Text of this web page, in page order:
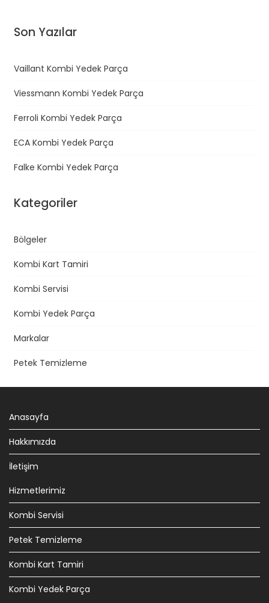
Son Yazılar
Vaillant Kombi Yedek Parça
Viessmann Kombi Yedek Parça
Ferroli Kombi Yedek Parça
ECA Kombi Yedek Parça
Falke Kombi Yedek Parça
Kategoriler
Bölgeler
Kombi Kart Tamiri
Kombi Servisi
Kombi Yedek Parça
Markalar
Petek Temizleme
Anasayfa
Hakkımızda
İletişim
Hizmetlerimiz
Kombi Servisi
Petek Temizleme
Kombi Kart Tamiri
Kombi Yedek Parça